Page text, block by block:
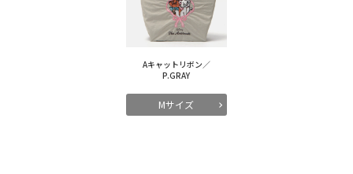
Aキャットリボン／
P.GRAY
Mサイズ